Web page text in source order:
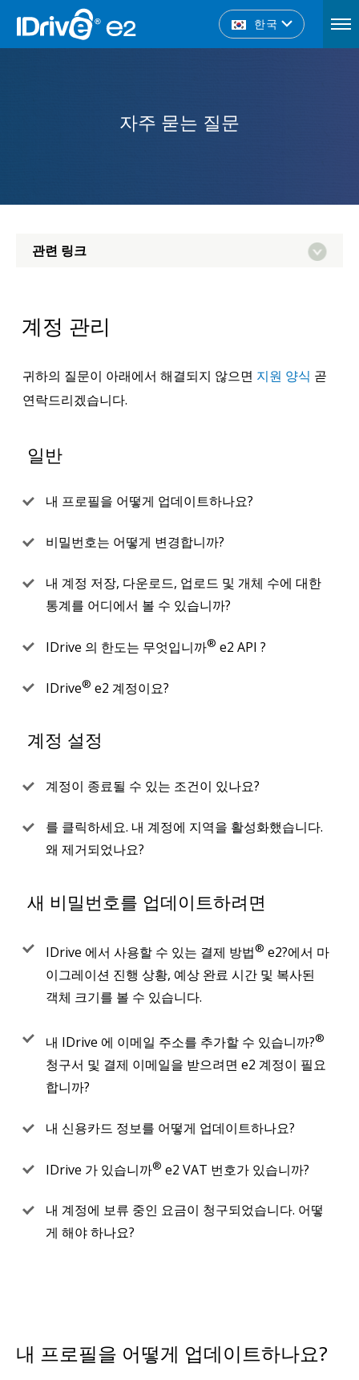
한국
자주 묻는 질문
관련 링크
계정 관리
귀하의 질문이 아래에서 해결되지 않으면 지원 양식 곧
연락드리겠습니다.
일반
내 프로필을 어떻게 업데이트하나요?
비밀번호는 어떻게 변경합니까?
내 계정 저장, 다운로드, 업로드 및 개체 수에 대한
통계를 어디에서 볼 수 있습니까?
IDrive 의 한도는 무엇입니까® e2 API ?
IDrive® e2 계정이요?
계정 설정
계정이 종료될 수 있는 조건이 있나요?
를 클릭하세요. 내 계정에 지역을 활성화했습니다.
왜 제거되었나요?
새 비밀번호를 업데이트하려면
IDrive 에서 사용할 수 있는 결제 방법® e2?에서 마
이그레이션 진행 상황, 예상 완료 시간 및 복사된
객체 크기를 볼 수 있습니다.
내 IDrive 에 이메일 주소를 추가할 수 있습니까?®
청구서 및 결제 이메일을 받으려면 e2 계정이 필요
합니까?
내 신용카드 정보를 어떻게 업데이트하나요?
IDrive 가 있습니까® e2 VAT 번호가 있습니까?
내 계정에 보류 중인 요금이 청구되었습니다. 어떻
게 해야 하나요?
내 프로필을 어떻게 업데이트하나요?